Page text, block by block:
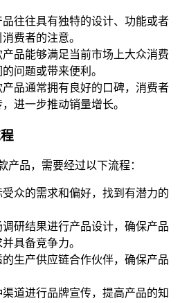
往往具有独特的设计、功能或者
费者的注意。
品能够满足当前市场上大众消费
问题或带来便利。
品通常拥有良好的口碑，消费者
进一步推动销量增长。
产品，需要经过以下流程：
众的需求和偏好，找到有潜力的
研结果进行产品设计，确保产品
具备竞争力。
生产供应链合作伙伴，确保产品
道进行品牌宣传，提高产品的知